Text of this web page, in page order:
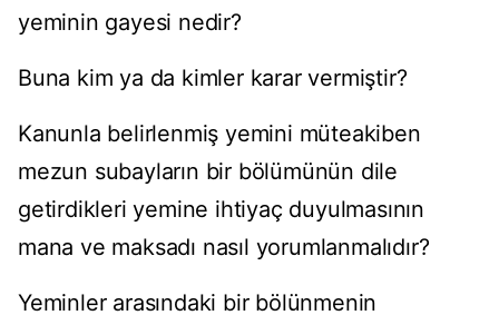
yeminin gayesi nedir?
Buna kim ya da kimler karar vermiştir?
Kanunla belirlenmiş yemini müteakiben
mezun subayların bir bölümünün dile
getirdikleri yemine ihtiyaç duyulmasının
mana ve maksadı nasıl yorumlanmalıdır?
Yeminler arasındaki bir bölünmenin